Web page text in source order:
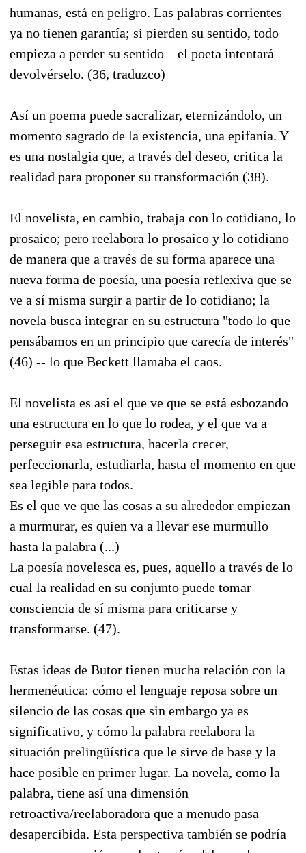
humanas, está en peligro. Las palabras corrientes
ya no tienen garantía; si pierden su sentido, todo
empieza a perder su sentido – el poeta intentará
devolvérselo. (36, traduzco)
Así un poema puede sacralizar, eternizándolo, un
momento sagrado de la existencia, una epifanía. Y
es una nostalgia que, a través del deseo, critica la
realidad para proponer su transformación (38).
El novelista, en cambio, trabaja con lo cotidiano, lo
prosaico; pero reelabora lo prosaico y lo cotidiano
de manera que a través de su forma aparece una
nueva forma de poesía, una poesía reflexiva que se
ve a sí misma surgir a partir de lo cotidiano; la
novela busca integrar en su estructura "todo lo que
pensábamos en un principio que carecía de interés"
(46) -- lo que Beckett llamaba el caos.
El novelista es así el que ve que se está esbozando
una estructura en lo que lo rodea, y el que va a
perseguir esa estructura, hacerla crecer,
perfeccionarla, estudiarla, hasta el momento en que
sea legible para todos.
Es el que ve que las cosas a su alrededor empiezan
a murmurar, es quien va a llevar ese murmullo
hasta la palabra (...)
La poesía novelesca es, pues, aquello a través de lo
cual la realidad en su conjunto puede tomar
consciencia de sí misma para criticarse y
transformarse. (47).
Estas ideas de Butor tienen mucha relación con la
hermenéutica: cómo el lenguaje reposa sobre un
silencio de las cosas que sin embargo ya es
significativo, y cómo la palabra reelabora la
situación prelingüística que le sirve de base y la
hace posible en primer lugar. La novela, como la
palabra, tiene así una dimensión
retroactiva/reelaboradora que a menudo pasa
desapercibida. Esta perspectiva también se podría